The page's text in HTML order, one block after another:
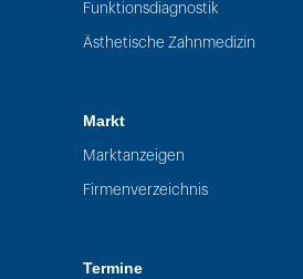
Funktionsdiagnostik
Ästhetische Zahnmedizin
Markt
Marktanzeigen
Firmenverzeichnis
Termine